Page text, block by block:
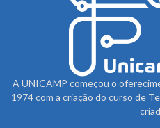
A UNICAMP começou o
1974 com a criação do curso de